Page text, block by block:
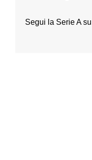
Segui la Serie A su